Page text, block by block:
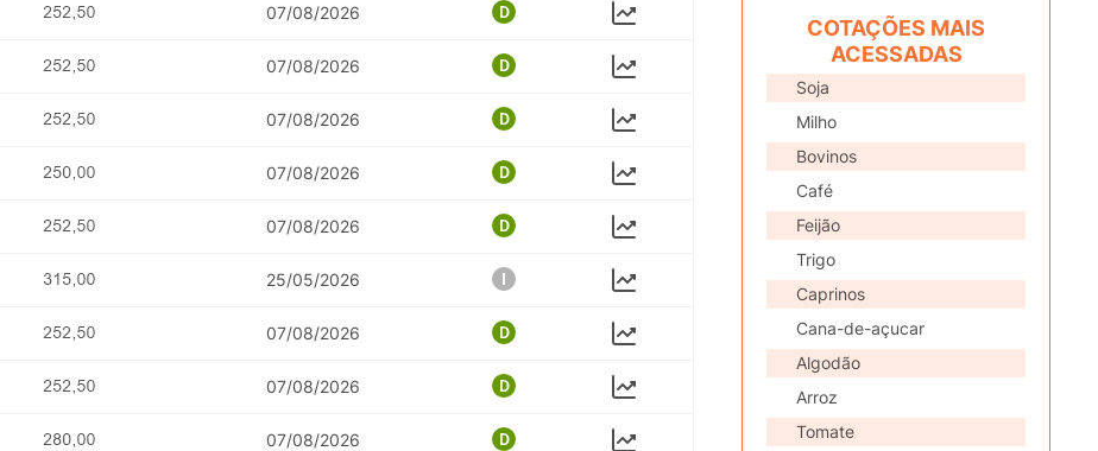
07/08/2026
07/08/2026
07/08/2026
07/08/2026
07/08/2026
25/05/2026
07/08/2026
07/08/2026
07/08/2026
COTAÇÕES MAIS
ACESSADAS
Soja
Milho
Bovinos
Café
Feijão
Trigo
Caprinos
Cana-de-açucar
Algodão
Arroz
Tomate